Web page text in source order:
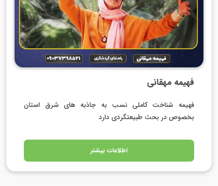
فهیمه مهقانی
فهیمه شناخت کاملی نسب به جاذبه های شرق استان
بخصوص در بحث طبیعتگردی دارد
اطلاعات بیشتر